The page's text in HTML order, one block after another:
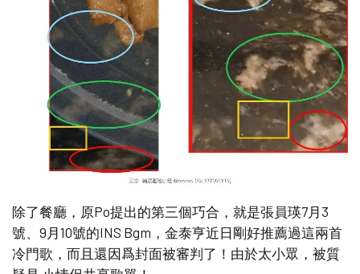
除了餐廳，原Po提出的第三個巧合，就是張員瑛7月3
號、9月10號的INS Bgm，金泰亨近日剛好推薦過這兩首
冷門歌，而且還因爲封面被審判了！由於太小眾，被質